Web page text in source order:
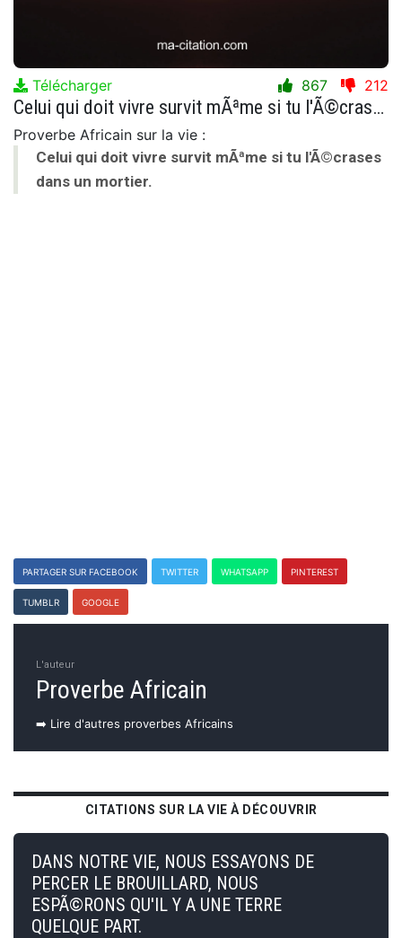
Télécharger 867 212
Celui qui doit vivre survit mÃªme si tu l'Ã©crases dans un mortier.
Proverbe Africain sur la vie :
Celui qui doit vivre survit mÃªme si tu l'Ã©crases
dans un mortier.
PARTAGER SUR FACEBOOK TWITTER WHATSAPP PINTEREST
TUMBLR GOOGLE
L'auteur
Proverbe Africain
➡️ Lire d'autres proverbes Africains
CITATIONS SUR LA VIE À DÉCOUVRIR
DANS NOTRE VIE, NOUS ESSAYONS DE
PERCER LE BROUILLARD, NOUS
ESPÃ©RONS QU'IL Y A UNE TERRE
QUELQUE PART.